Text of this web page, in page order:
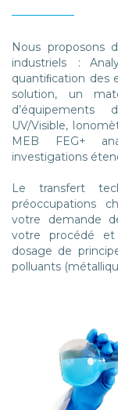
Nous proposons
industriels :
quantiﬁcation des
solution, un
d’équipements
UV/Visible,
MEB FEG+
investigations
Le transfert
préoccupations
votre demande
votre procédé et
dosage de
polluants